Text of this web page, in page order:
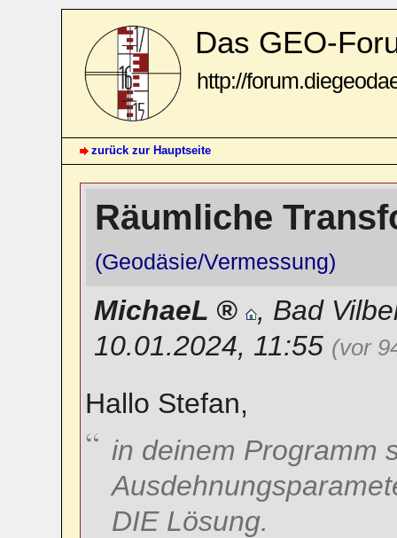
Das GEO-
http://
zurück zur Hauptseite
Räumliche
(Geodäsie/Vermessung)
MichaeL , Bad
10.01.2024, 11:55 (vor
Hallo Stefan,
in deinem Programm
DIE Lösung.